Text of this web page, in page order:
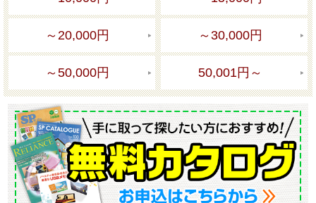
～20,000円 ～30,000円
～50,000円 50,001円～